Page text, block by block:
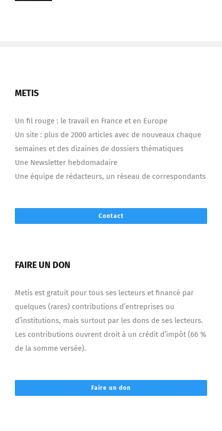
METIS
Un fil rouge : le travail en France et en Europe
Un site : plus de 2000 articles avec de nouveaux chaque
semaines et des dizaines de dossiers thématiques
Une Newsletter hebdomadaire
Une équipe de rédacteurs, un réseau de correspondants
Contact
FAIRE UN DON
Metis est gratuit pour tous ses lecteurs et financé par
quelques (rares) contributions d’entreprises ou
d’institutions, mais surtout par les dons de ses lecteurs.
Les contributions ouvrent droit à un crédit d’impôt (66 %
de la somme versée).
Faire un don